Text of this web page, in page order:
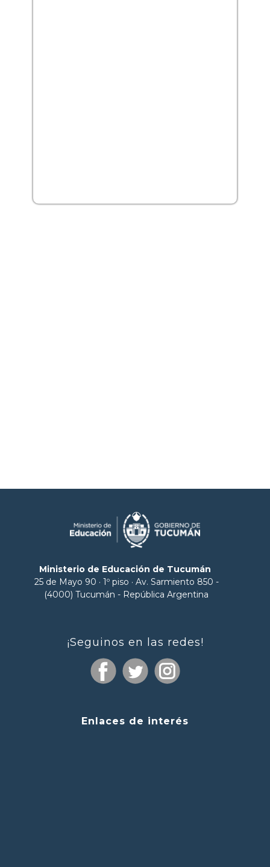
Ministerio de Educación de Tucumán
25 de Mayo 90 · 1º piso · Av. Sarmiento 850 -
(4000) Tucumán - República Argentina
¡Seguinos en las redes!
Enlaces de interés